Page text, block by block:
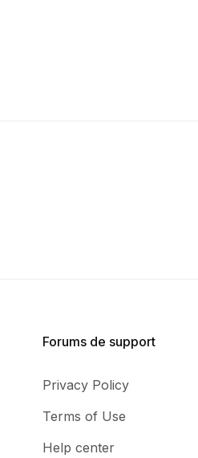
Forums de support
Privacy Policy
Terms of Use
Help center